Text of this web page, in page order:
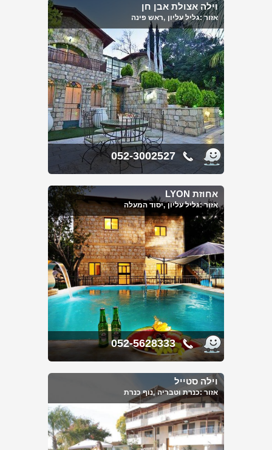
052-3002527
וילה אצולת אבן חן
אזור :גליל עליון ,ראש פינה
052-5628333
אחוזת LYON
אזור :גליל עליון ,יסוד המעלה
וילה סטייל
אזור :כנרת וטבריה ,נוף כנרת